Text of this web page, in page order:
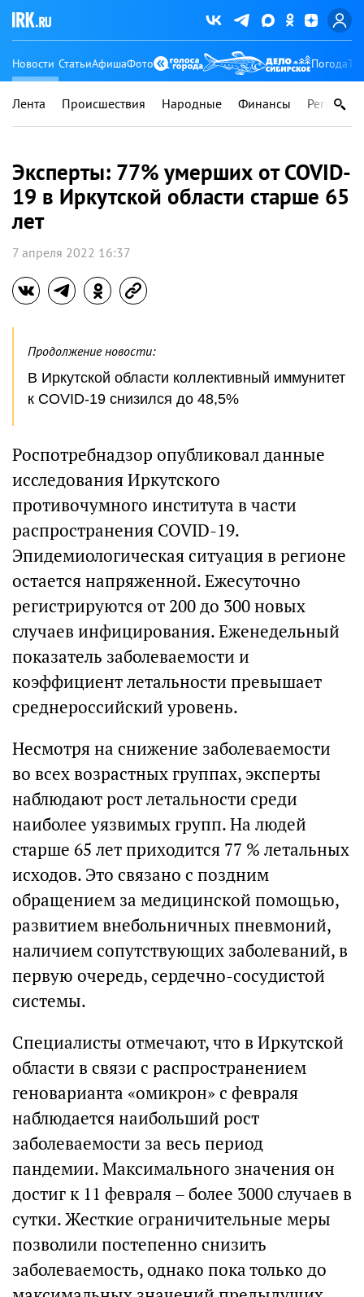
Новости СтатьиАфишаФото Погода
Лента Происшествия Народные Финансы Регионы
Эксперты: 77% умерших от COVID-
19 в Иркутской области старше 65
лет
7 апреля 2022 16:37
Продолжение новости:
В Иркутской области коллективный иммунитет
к COVID-19 снизился до 48,5%
Роспотребнадзор опубликовал данные
исследования Иркутского
противочумного института в части
распространения COVID-19.
Эпидемиологическая ситуация в регионе
остается напряженной. Ежесуточно
регистрируются от 200 до 300 новых
случаев инфицирования. Еженедельный
показатель заболеваемости и
коэффициент летальности превышает
среднероссийский уровень.
Несмотря на снижение заболеваемости
во всех возрастных группах, эксперты
наблюдают рост летальности среди
наиболее уязвимых групп. На людей
старше 65 лет приходится 77 % летальных
исходов. Это связано с поздним
обращением за медицинской помощью,
развитием внебольничных пневмоний,
наличием сопутствующих заболеваний, в
первую очередь, сердечно-сосудистой
системы.
Специалисты отмечают, что в Иркутской
области в связи с распространением
геноварианта «омикрон» с февраля
наблюдается наибольший рост
заболеваемости за весь период
пандемии. Максимального значения он
достиг к 11 февраля – более 3000 случаев в
сутки. Жесткие ограничительные меры
позволили постепенно снизить
заболеваемость, однако пока только до